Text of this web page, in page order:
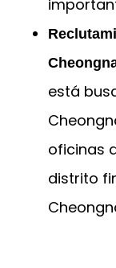
está
oficinas
distrito